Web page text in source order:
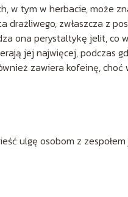
w tym w herbacie, może
drażliwego, zwłaszcza z
ona perystaltykę jelit, co
jej najwięcej, podczas
zawiera kofeinę,
ulgę osobom z